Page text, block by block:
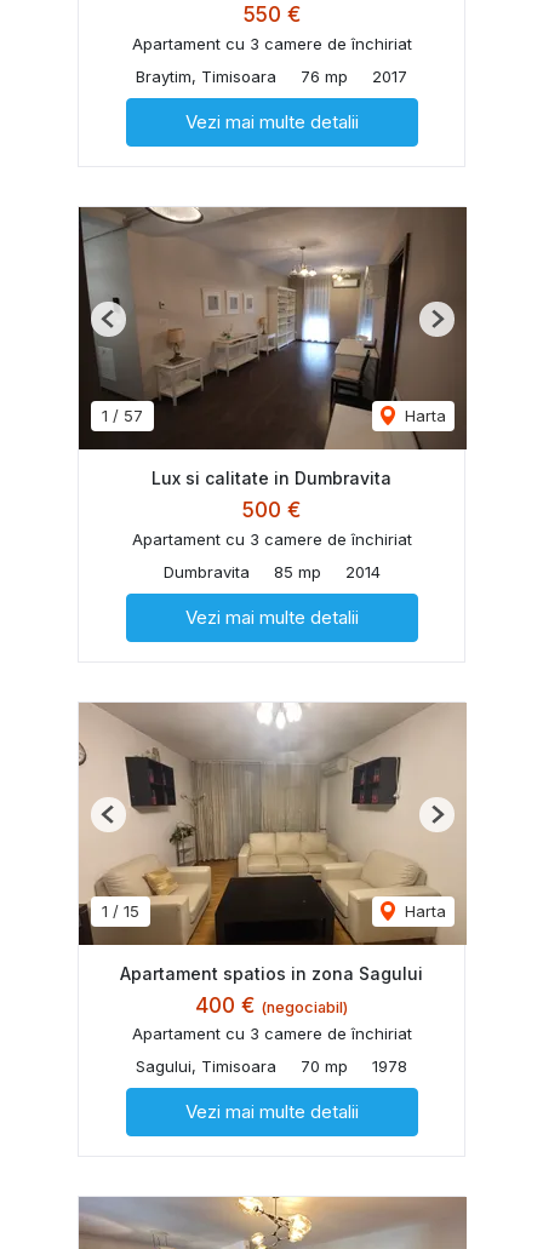
550 €
Apartament cu 3 camere de închiriat
Braytim, Timisoara
76 mp 2017
Vezi mai multe detalii
1 / 57 Harta
Previous Next
Lux si calitate in Dumbravita
500 €
Apartament cu 3 camere de închiriat
Dumbravita
85 mp 2014
Vezi mai multe detalii
1 / 15 Harta
Previous Next
Apartament spatios in zona Sagului
400 € (negociabil)
Apartament cu 3 camere de închiriat
Sagului, Timisoara
70 mp 1978
Vezi mai multe detalii